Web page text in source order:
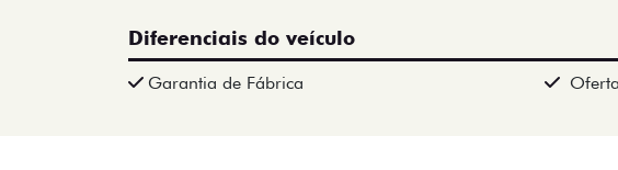
Diferenciais do veículo
Garantia de Fábrica